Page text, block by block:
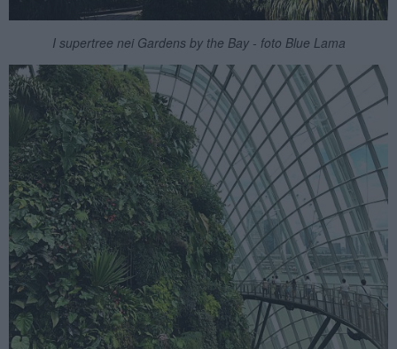
I supertree nei Gardens by the Bay - foto Blue Lama